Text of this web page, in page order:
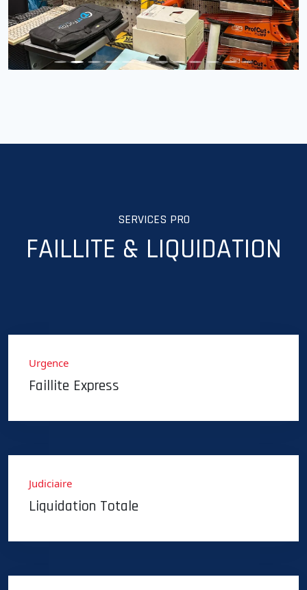
SERVICES PRO
FAILLITE & LIQUIDATION
Urgence
Faillite Express
Judiciaire
Liquidation Totale